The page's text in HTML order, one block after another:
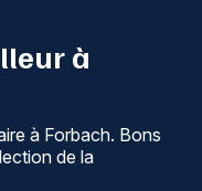
à
à Forbach. Bons
de la